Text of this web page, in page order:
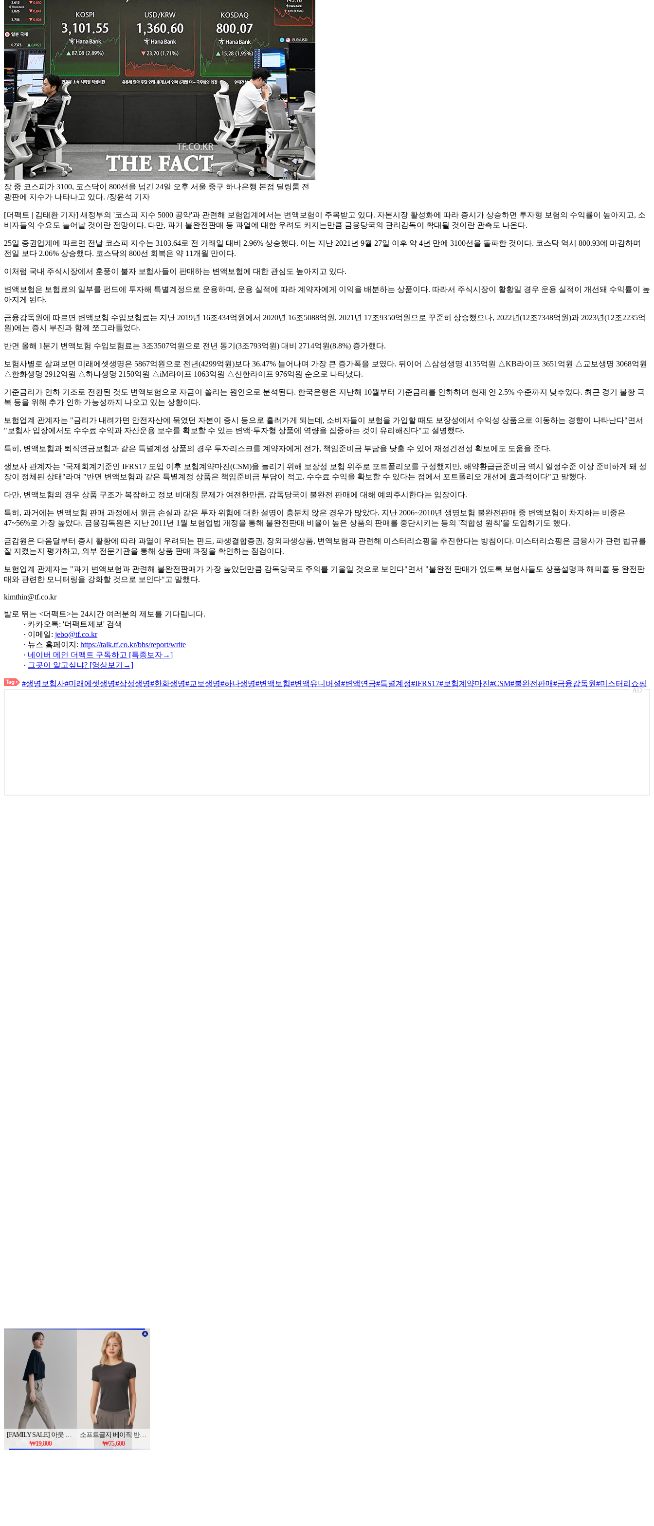
장 중 코스피가 3100, 코스닥이 800선을 넘긴 24일 오후 서울 중구 하나은행 본점 딜링룸 전
광판에 지수가 나타나고 있다. /장윤석 기자
[더팩트 | 김태환 기자] 새정부의 '코스피 지수 5000 공약'과 관련해 보험업계에서는 변액보험이 주목받고 있다. 자본시장 활성화에 따라 증시가 상승하면 투자형 보험의 수익률이 높아지고, 소
비자들의 수요도 늘어날 것이란 전망이다. 다만, 과거 불완전판매 등 과열에 대한 우려도 커지는만큼 금융당국의 관리감독이 확대될 것이란 관측도 나온다.
25일 증권업계에 따르면 전날 코스피 지수는 3103.64로 전 거래일 대비 2.96% 상승했다. 이는 지난 2021년 9월 27일 이후 약 4년 만에 3100선을 돌파한 것이다. 코스닥 역시 800.93에 마감하며
전일 보다 2.06% 상승했다. 코스닥의 800선 회복은 약 11개월 만이다.
이처럼 국내 주식시장에서 훈풍이 불자 보험사들이 판매하는 변액보험에 대한 관심도 높아지고 있다.
변액보험은 보험료의 일부를 펀드에 투자해 특별계정으로 운용하며, 운용 실적에 따라 계약자에게 이익을 배분하는 상품이다. 따라서 주식시장이 활황일 경우 운용 실적이 개선돼 수익률이 높
아지게 된다.
금융감독원에 따르면 변액보험 수입보험료는 지난 2019년 16조434억원에서 2020년 16조5088억원, 2021년 17조9350억원으로 꾸준히 상승했으나, 2022년(12조7348억원)과 2023년(12조2235억
원)에는 증시 부진과 함께 쪼그라들었다.
반면 올해 1분기 변액보험 수입보험료는 3조3507억원으로 전년 동기(3조793억원) 대비 2714억원(8.8%) 증가했다.
보험사별로 살펴보면 미래에셋생명은 5867억원으로 전년(4299억원)보다 36.47% 늘어나며 가장 큰 증가폭을 보였다. 뒤이어 △삼성생명 4135억원 △KB라이프 3651억원 △교보생명 3068억원
△한화생명 2912억원 △하나생명 2150억원 △iM라이프 1063억원 △신한라이프 976억원 순으로 나타났다.
기준금리가 인하 기조로 전환된 것도 변액보험으로 자금이 쏠리는 원인으로 분석된다. 한국은행은 지난해 10월부터 기준금리를 인하하며 현재 연 2.5% 수준까지 낮추었다. 최근 경기 불황 극
복 등을 위해 추가 인하 가능성까지 나오고 있는 상황이다.
보험업계 관계자는 "금리가 내려가면 안전자산에 묶였던 자본이 증시 등으로 흘러가게 되는데, 소비자들이 보험을 가입할 때도 보장성에서 수익성 상품으로 이동하는 경향이 나타난다"면서
"보험사 입장에서도 수수료 수익과 자산운용 보수를 확보할 수 있는 변액·투자형 상품에 역량을 집중하는 것이 유리해진다"고 설명했다.
특히, 변액보험과 퇴직연금보험과 같은 특별계정 상품의 경우 투자리스크를 계약자에게 전가, 책임준비금 부담을 낮출 수 있어 재정건전성 확보에도 도움을 준다.
생보사 관계자는 "국제회계기준인 IFRS17 도입 이후 보험계약마진(CSM)을 늘리기 위해 보장성 보험 위주로 포트폴리오를 구성했지만, 해약환급금준비금 역시 일정수준 이상 준비하게 돼 성
장이 정체된 상태"라며 "반면 변액보험과 같은 특별계정 상품은 책임준비금 부담이 적고, 수수료 수익을 확보할 수 있다는 점에서 포트폴리오 개선에 효과적이다"고 말했다.
다만, 변액보험의 경우 상품 구조가 복잡하고 정보 비대칭 문제가 여전한만큼, 감독당국이 불완전 판매에 대해 예의주시한다는 입장이다.
특히, 과거에는 변액보험 판매 과정에서 원금 손실과 같은 투자 위험에 대한 설명이 충분치 않은 경우가 많았다. 지난 2006~2010년 생명보험 불완전판매 중 변액보험이 차지하는 비중은
47~56%로 가장 높았다. 금융감독원은 지난 2011년 1월 보험업법 개정을 통해 불완전판매 비율이 높은 상품의 판매를 중단시키는 등의 '적합성 원칙'을 도입하기도 했다.
금감원은 다음달부터 증시 활황에 따라 과열이 우려되는 펀드, 파생결합증권, 장외파생상품, 변액보험과 관련해 미스터리쇼핑을 추진한다는 방침이다. 미스터리쇼핑은 금융사가 관련 법규를
잘 지켰는지 평가하고, 외부 전문기관을 통해 상품 판매 과정을 확인하는 점검이다.
보험업계 관계자는 "과거 변액보험과 관련해 불완전판매가 가장 높았던만큼 감독당국도 주의를 기울일 것으로 보인다"면서 "불완전 판매가 없도록 보험사들도 상품설명과 해피콜 등 완전판
매와 관련한 모니터링을 강화할 것으로 보인다"고 말했다.
kimthin@tf.co.kr
발로 뛰는 <더팩트>는 24시간 여러분의 제보를 기다립니다.
· 카카오톡: '더팩트제보' 검색
· 이메일: jebo@tf.co.kr
· 뉴스 홈페이지: https://talk.tf.co.kr/bbs/report/write
· 네이버 메인 더팩트 구독하고 [특종보자→]
· 그곳이 알고싶냐? [영상보기→]
#생명보험사#미래에셋생명#삼성생명#한화생명#교보생명#하나생명#변액보험#변액유니버셜#변액연금#특별계정#IFRS17#보험계약마진#CSM#불완전판매#금융감독원#미스터리쇼핑
AD